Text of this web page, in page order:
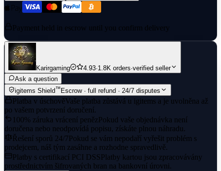
Payment held in escrow until you confirm delivery
Karirgaming 4.93·1.8K orders·verified seller
Ask a question
igitems Shield™ Escrow · full refund · 24/7 disputes
Platba v úschověVaše platba zůstává u igitems a je uvolněna až
po vašem potvrzení doručení.
100% záruka vrácení penězPokud vaše objednávka není
doručena nebo neodpovídá popisu, získáte plnou náhradu.
Řešení sporů 24/7Pokud se vám nepodaří vyřešit problém s
prodejcem, náš tým zasáhne a rozhodne spravedlivě.
Platby s certifikací PCI DSSPlatby kartou jsou zpracovávány
prostřednictvím šifrovaných bran na bankovní úrovni.